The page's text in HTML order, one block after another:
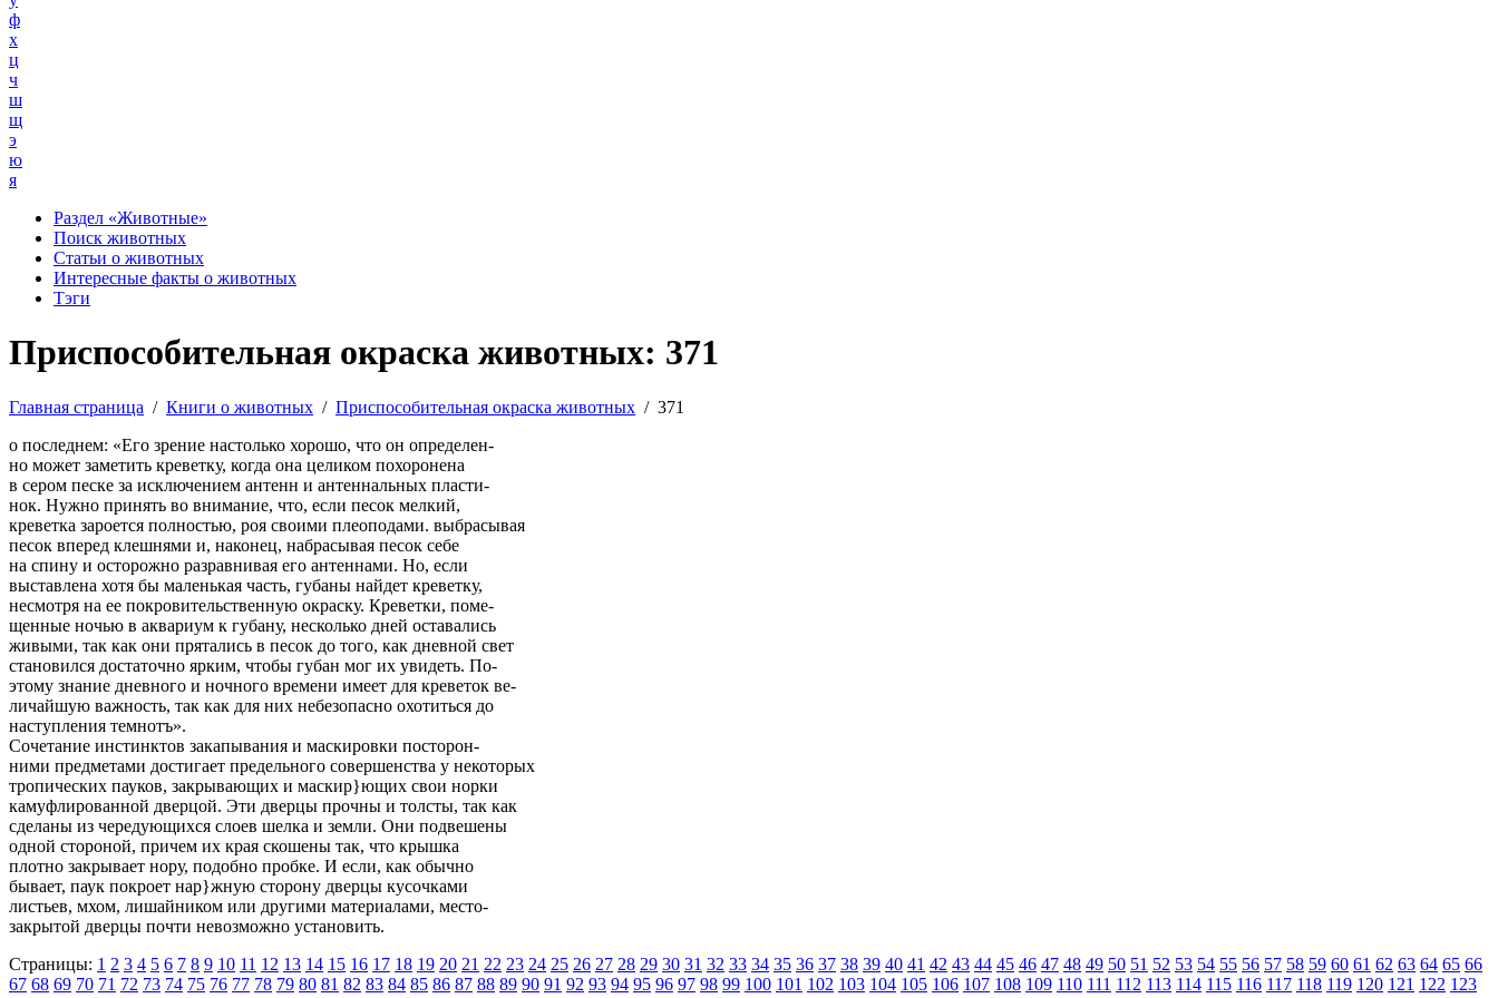
ф
х
ц
ч
ш
щ
э
ю
я
Раздел «Животные»
Поиск животных
Статьи о животных
Интересные факты о животных
Тэги
Приспособительная окраска животных: 371
Главная страница / Книги о животных / Приспособительная окраска животных / 371
о последнем: «Его зрение настолько хорошо, что он определен-
но может заметить креветку, когда она целиком похоронена
в сером песке за исключением антенн и антеннальных пласти-
нок. Нужно принять во внимание, что, если песок мелкий,
креветка зароется полностью, роя своими плеоподами. выбрасывая
песок вперед клешнями и, наконец, набрасывая песок себе
на спину и осторожно разравнивая его антеннами. Но, если
выставлена хотя бы маленькая часть, губаны найдет креветку,
несмотря на ее покровительственную окраску. Креветки, поме-
щенные ночью в аквариум к губану, несколько дней оставались
живыми, так как они прятались в песок до того, как дневной свет
становился достаточно ярким, чтобы губан мог их увидеть. По-
этому знание дневного и ночного времени имеет для креветок ве-
личайшую важность, так как для них небезопасно охотиться до
наступления темнотъ».
Сочетание инстинктов закапывания и маскировки посторон-
ними предметами достигает предельного совершенства у некоторых
тропических пауков, закрывающих и маскир}ющих свои норки
камуфлированной дверцой. Эти дверцы прочны и толсты, так как
сделаны из чередующихся слоев шелка и земли. Они подвешены
одной стороной, причем их края скошены так, что крышка
плотно закрывает нору, подобно пробке. И если, как обычно
бывает, паук покроет нар}жную сторону дверцы кусочками
листьев, мхом, лишайником или другими материалами, место-
закрытой дверцы почти невозможно установить.
Страницы: 1 2 3 4 5 6 7 8 9 10 11 12 13 14 15 16 17 18 19 20 21 22 23 24 25 26 27 28 29 30 31 32 33 34 35 36 37 38 39 40 41 42 43 44 45 46 47 48 49 50 51 52 53 54 55 56 57 58 59 60 61 62 63 64 65 66
67 68 69 70 71 72 73 74 75 76 77 78 79 80 81 82 83 84 85 86 87 88 89 90 91 92 93 94 95 96 97 98 99 100 101 102 103 104 105 106 107 108 109 110 111 112 113 114 115 116 117 118 119 120 121 122 123